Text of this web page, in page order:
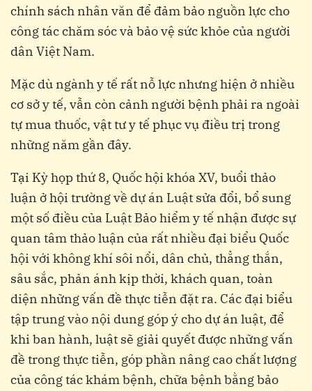
chính sách nhân văn để đảm bảo nguồn lực cho
công tác chăm sóc và bảo vệ sức khỏe của người
dân Việt Nam.
Mặc dù ngành y tế rất nỗ lực nhưng hiện ở nhiều
cơ sở y tế, vẫn còn cảnh người bệnh phải ra ngoài
tự mua thuốc, vật tư y tế phục vụ điều trị trong
những năm gần đây.
Tại Kỳ họp thứ 8, Quốc hội khóa XV, buổi thảo
luận ở hội trường về dự án Luật sửa đổi, bổ sung
một số điều của Luật Bảo hiểm y tế nhận được sự
quan tâm thảo luận của rất nhiều đại biểu Quốc
hội với không khí sôi nổi, dân chủ, thẳng thắn,
sâu sắc, phản ánh kịp thời, khách quan, toàn
diện những vấn đề thực tiễn đặt ra. Các đại biểu
tập trung vào nội dung góp ý cho dự án luật, để
khi ban hành, luật sẽ giải quyết được những vấn
đề trong thực tiễn, góp phần nâng cao chất lượng
của công tác khám bệnh, chữa bệnh bằng bảo